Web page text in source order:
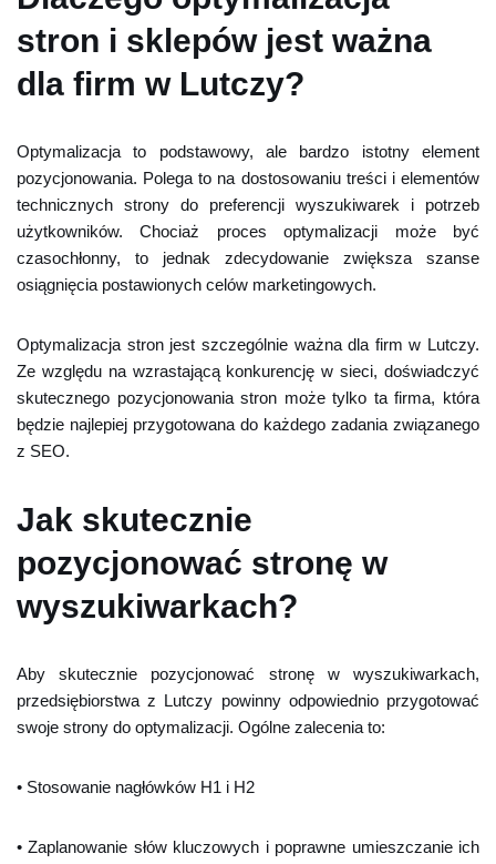
stron i sklepów jest ważna
dla firm w Lutczy?
Optymalizacja to podstawowy, ale bardzo istotny element
pozycjonowania. Polega to na dostosowaniu treści i elementów
technicznych strony do preferencji wyszukiwarek i potrzeb
użytkowników. Chociaż proces optymalizacji może być
czasochłonny, to jednak zdecydowanie zwiększa szanse
osiągnięcia postawionych celów marketingowych.
Optymalizacja stron jest szczególnie ważna dla firm w Lutczy.
Ze względu na wzrastającą konkurencję w sieci, doświadczyć
skutecznego pozycjonowania stron może tylko ta firma, która
będzie najlepiej przygotowana do każdego zadania związanego
z SEO.
Jak skutecznie
pozycjonować stronę w
wyszukiwarkach?
Aby skutecznie pozycjonować stronę w wyszukiwarkach,
przedsiębiorstwa z Lutczy powinny odpowiednio przygotować
swoje strony do optymalizacji. Ogólne zalecenia to:
• Stosowanie nagłówków H1 i H2
• Zaplanowanie słów kluczowych i poprawne umieszczanie ich